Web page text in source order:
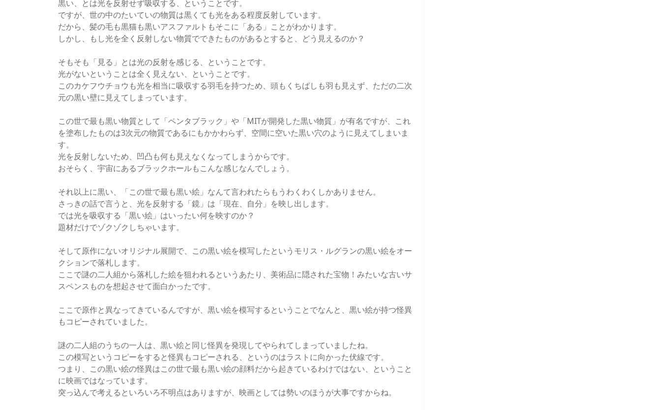
黒い、とは光を反射せず吸収する、ということです。
ですが、世の中のたいていの物質は黒くても光をある程度反射しています。
だから、髪の毛も黒猫も黒いアスファルトもそこに「ある」ことがわかります。
しかし、もし光を全く反射しない物質でできたものがあるとすると、どう見えるのか？
そもそも「見る」とは光の反射を感じる、ということです。
光がないということは全く見えない、ということです。
このカケフウチョウも光を相当に吸収する羽毛を持つため、頭もくちばしも羽も見えず、ただの二次
元の黒い壁に見えてしまっています。
この世で最も黒い物質として「ペンタブラック」や「MITが開発した黒い物質」が有名ですが、これ
を塗布したものは3次元の物質であるにもかかわらず、空間に空いた黒い穴のように見えてしまいま
す。
光を反射しないため、凹凸も何も見えなくなってしまうからです。
おそらく、宇宙にあるブラックホールもこんな感じなんでしょう。
それ以上に黒い、「この世で最も黒い絵」なんて言われたらもうわくわくしかありません。
さっきの話で言うと、光を反射する「鏡」は「現在、自分」を映し出します。
では光を吸収する「黒い絵」はいったい何を映すのか？
題材だけでゾクゾクしちゃいます。
そして原作にないオリジナル展開で、この黒い絵を模写したというモリス・ルグランの黒い絵をオー
クションで落札します。
ここで謎の二人組から落札した絵を狙われるというあたり、美術品に隠された宝物！みたいな古いサ
スペンスものを想起させて面白かったです。
ここで原作と異なってきているんですが、黒い絵を模写するということでなんと、黒い絵が持つ怪異
もコピーされていました。
謎の二人組のうちの一人は、黒い絵と同じ怪異を発現してやられてしまっていましたね。
この模写というコピーをすると怪異もコピーされる、というのはラストに向かった伏線です。
つまり、この黒い絵の怪異はこの世で最も黒い絵の顔料だから起きているわけではない、ということ
に映画ではなっています。
突っ込んで考えるといろいろ不明点はありますが、映画としては勢いのほうが大事ですからね。